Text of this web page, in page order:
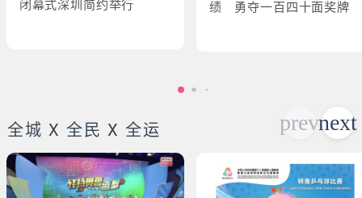
闭幕式深圳简约举行
绩 勇夺一百四十面奖牌
全城 X 全民 X 全运